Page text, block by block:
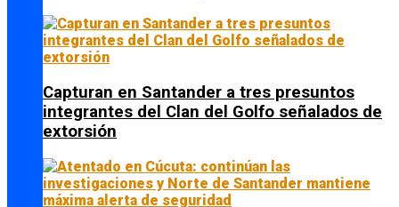
Capturan en Santander a tres presuntos
integrantes del Clan del Golfo señalados de
extorsión